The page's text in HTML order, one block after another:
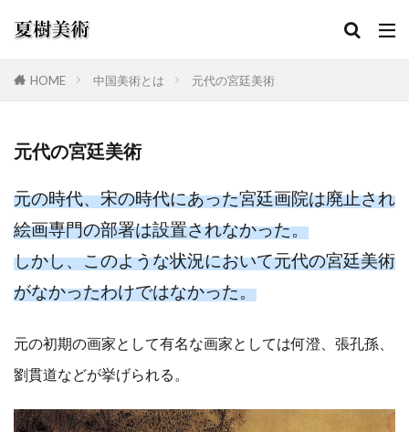
HOME 中国美術とは 元代の宮廷美術
元代の宮廷美術
元の時代、宋の時代にあった宮廷画院は廃止され
絵画専門の部署は設置されなかった。
しかし、このような状況において元代の宮廷美術
がなかったわけではなかった。
元の初期の画家として有名な画家としては何澄、張孔孫、
劉貫道などが挙げられる。
カテゴリー
検索